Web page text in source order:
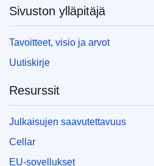
Sivuston ylläpitäjä
Tavoitteet, visio ja arvot
Uutiskirje
Resurssit
Julkaisujen saavutettavuus
Cellar
EU-sovellukset